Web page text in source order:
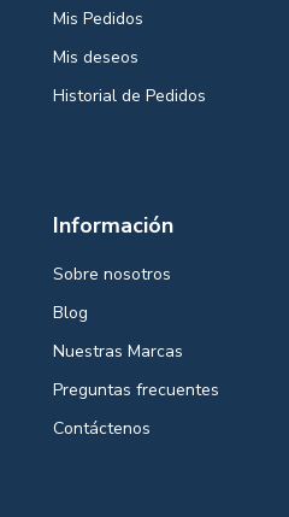
Mis Pedidos
Mis deseos
Historial de Pedidos
Información
Sobre nosotros
Blog
Nuestras Marcas
Preguntas frecuentes
Contáctenos